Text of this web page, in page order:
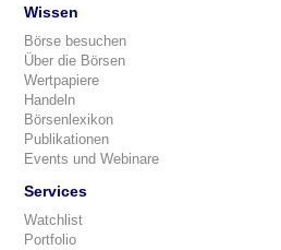
Wissen
Börse besuchen
Über die Börsen
Wertpapiere
Handeln
Börsenlexikon
Publikationen
Events und Webinare
Services
Watchlist
Portfolio